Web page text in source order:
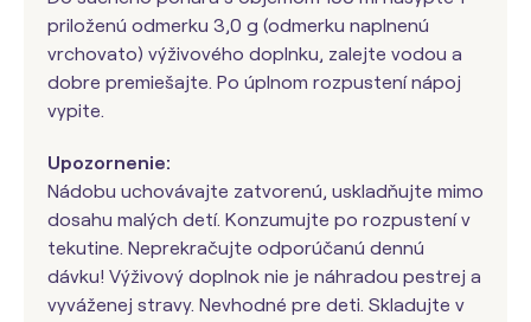
priloženú odmerku 3,0 g (odmerku naplnenú
vrchovato) výživového doplnku, zalejte vodou a
dobre premiešajte. Po úplnom rozpustení nápoj
vypite.
Upozornenie:
Nádobu uchovávajte zatvorenú, uskladňujte mimo
dosahu malých detí. Konzumujte po rozpustení v
tekutine. Neprekračujte odporúčanú dennú
dávku! Výživový doplnok nie je náhradou pestrej a
vyváženej stravy. Nevhodné pre deti. Skladujte v